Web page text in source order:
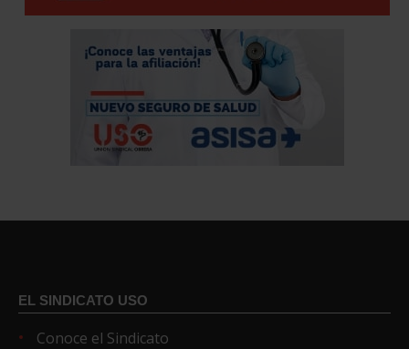
EL SINDICATO USO
Conoce el Sindicato